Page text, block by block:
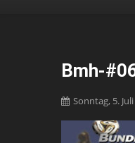
Bmh-
Sonntag, 5.